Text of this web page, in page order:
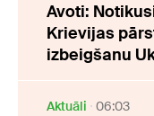
Avoti:
Krievijas
izbeigšanu
Aktuāli 06:03